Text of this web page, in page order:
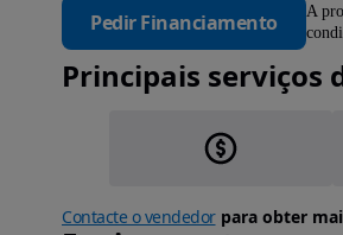
Pedir Financiamento
A
Principais serviços
Contacte o vendedorpara obter